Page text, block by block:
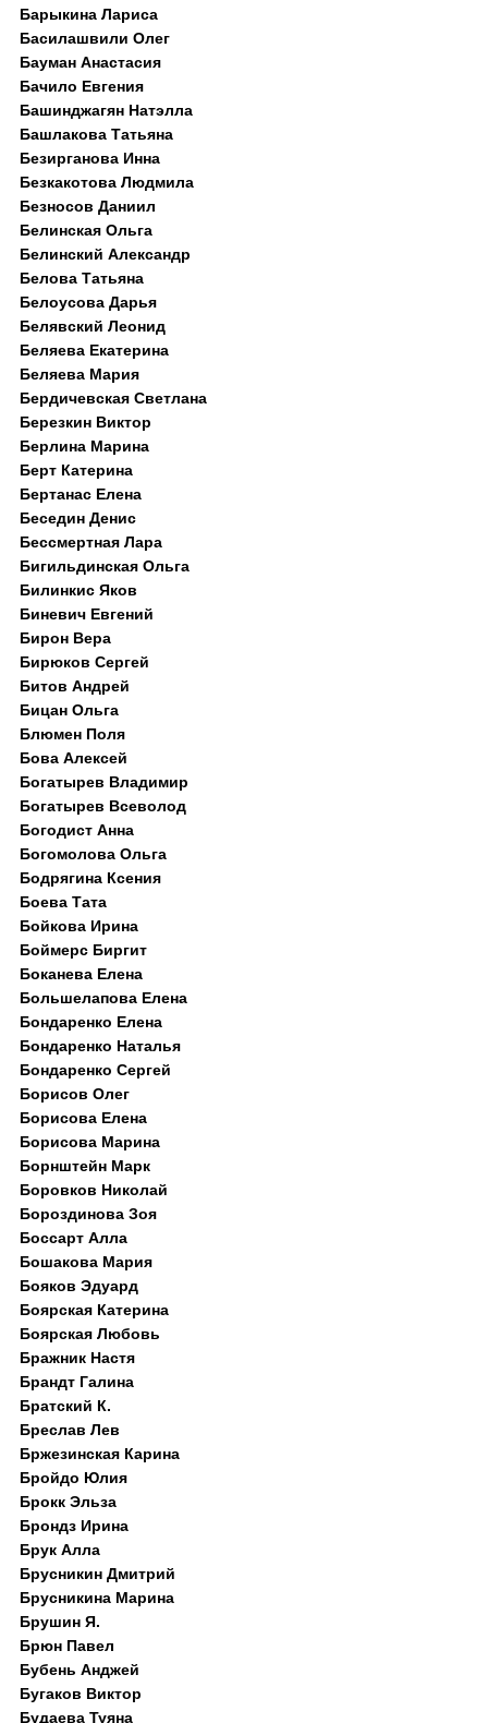
Барыкина Лариса
Басилашвили Олег
Бауман Анастасия
Бачило Евгения
Башинджагян Натэлла
Башлакова Татьяна
Безирганова Инна
Безкакотова Людмила
Безносов Даниил
Белинская Ольга
Белинский Александр
Белова Татьяна
Белоусова Дарья
Белявский Леонид
Беляева Екатерина
Беляева Мария
Бердичевская Светлана
Березкин Виктор
Берлина Марина
Берт Катерина
Бертанас Елена
Беседин Денис
Бессмертная Лара
Бигильдинская Ольга
Билинкис Яков
Биневич Евгений
Бирон Вера
Бирюков Сергей
Битов Андрей
Бицан Ольга
Блюмен Поля
Бова Алексей
Богатырев Владимир
Богатырев Всеволод
Богодист Анна
Богомолова Ольга
Бодрягина Ксения
Боева Тата
Бойкова Ирина
Боймерс Биргит
Боканева Елена
Большелапова Елена
Бондаренко Елена
Бондаренко Наталья
Бондаренко Сергей
Борисов Олег
Борисова Елена
Борисова Марина
Борнштейн Марк
Боровков Николай
Бороздинова Зоя
Боссарт Алла
Бошакова Мария
Бояков Эдуард
Боярская Катерина
Боярская Любовь
Бражник Настя
Брандт Галина
Братский К.
Бреслав Лев
Бржезинская Карина
Бройдо Юлия
Брокк Эльза
Брондз Ирина
Брук Алла
Брусникин Дмитрий
Брусникина Марина
Брушин Я.
Брюн Павел
Бубень Анджей
Бугаков Виктор
Будаева Туяна